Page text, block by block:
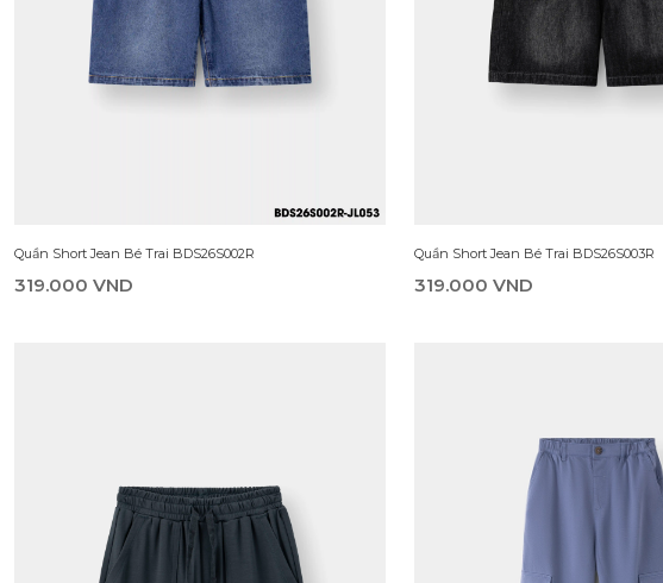
Quần Short Jean Bé Trai BDS26S002R
319.000 VND
Quần Short Jean Bé Trai BDS26S003R
319.000 VND